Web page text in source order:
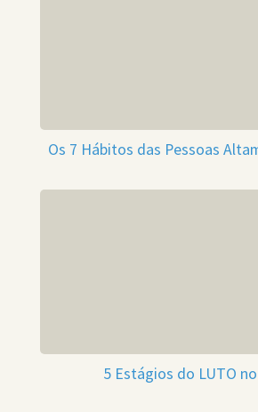
Os 7 Hábitos das Pessoas
5 Estágios do LUTO